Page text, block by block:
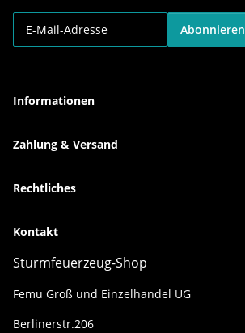
Abonnieren
Informationen
Zahlung & Versand
Rechtliches
Kontakt
Sturmfeuerzeug-Shop
Femu Groß und Einzelhandel UG
Berlinerstr.206